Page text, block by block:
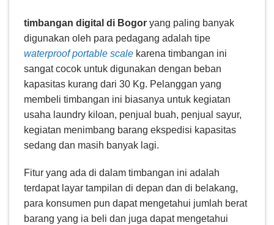
timbangan digital di Bogor yang paling banyak
digunakan oleh para pedagang adalah tipe
waterproof portable scale karena timbangan ini
sangat cocok untuk digunakan dengan beban
kapasitas kurang dari 30 Kg. Pelanggan yang
membeli timbangan ini biasanya untuk kegiatan
usaha laundry kiloan, penjual buah, penjual sayur,
kegiatan menimbang barang ekspedisi kapasitas
sedang dan masih banyak lagi.
Fitur yang ada di dalam timbangan ini adalah
terdapat layar tampilan di depan dan di belakang,
para konsumen pun dapat mengetahui jumlah berat
barang yang ia beli dan juga dapat mengetahui